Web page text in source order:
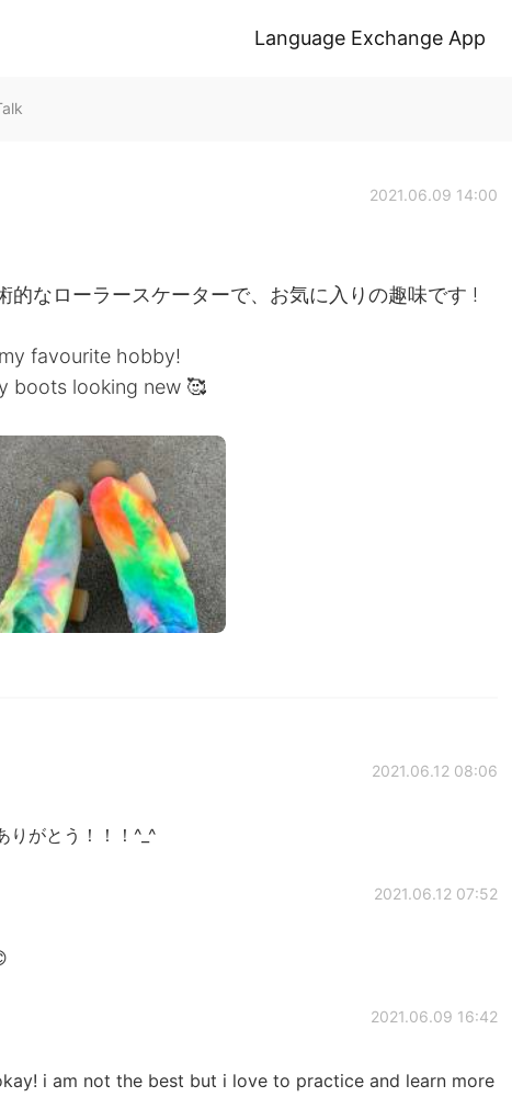
Language Exchange App
2021.06.09 14:00
的なローラースケーターで、お気に入りの趣味です !
favourite hobby!
boots looking new 🥰
2021.06.12 08:06
りがとう！！！^_^
2021.06.12 07:52
2021.06.09 16:42
i am not the best but i love to practice and learn more